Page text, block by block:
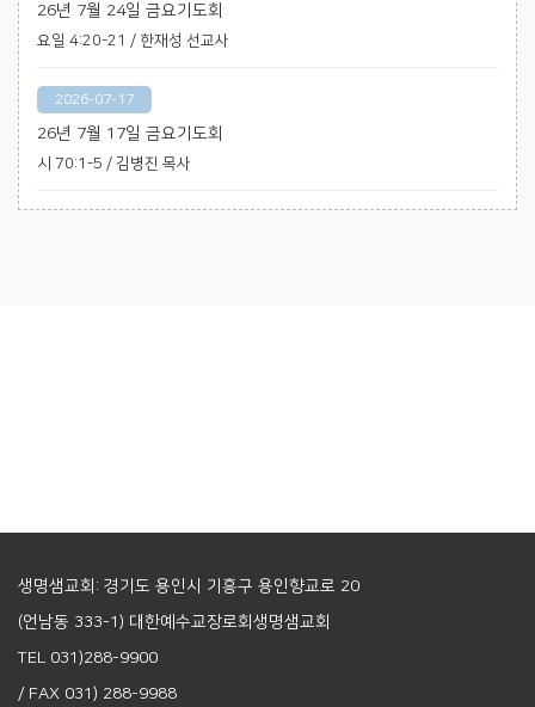
26년 7월 24일 금요기도회
요일 4:20-21 / 한재성 선교사
2026-07-17
26년 7월 17일 금요기도회
시 70:1-5 / 김병진 목사
생명샘교회: 경기도 용인시 기흥구 용인향교로 20
(언남동 333-1) 대한예수교장로회생명샘교회
TEL 031)288-9900
/ FAX 031) 288-9988